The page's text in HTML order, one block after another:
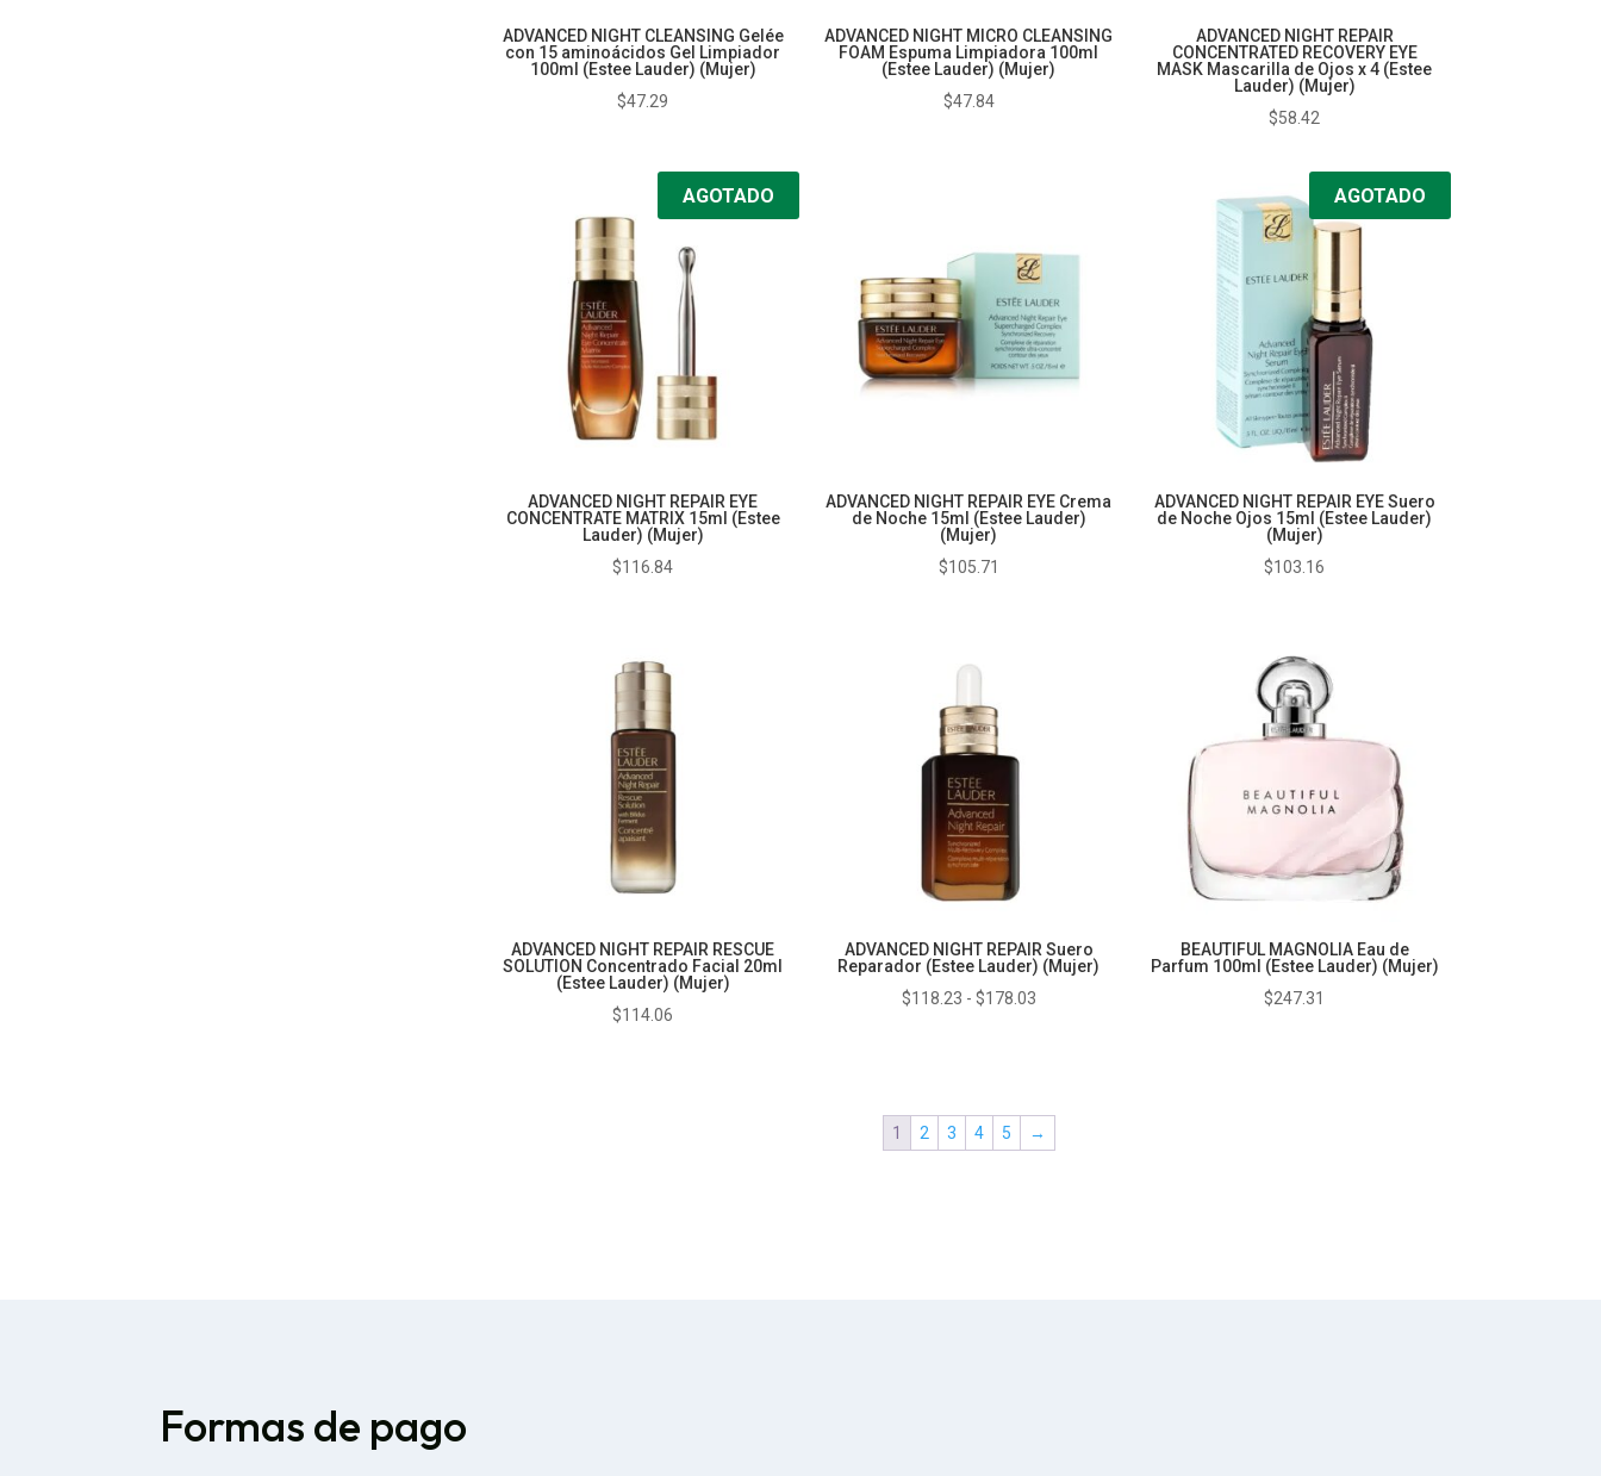
ADVANCED NIGHT CLEANSING Gelée
con 15 aminoácidos Gel Limpiador
100ml (Estee Lauder) (Mujer)
$47.29
ADVANCED NIGHT MICRO CLEANSING
FOAM Espuma Limpiadora 100ml
(Estee Lauder) (Mujer)
$47.84
ADVANCED NIGHT REPAIR
CONCENTRATED RECOVERY EYE
MASK Mascarilla de Ojos x 4 (Estee
Lauder) (Mujer)
$58.42
AGOTADO
ADVANCED NIGHT REPAIR EYE
CONCENTRATE MATRIX 15ml (Estee
Lauder) (Mujer)
$116.84
ADVANCED NIGHT REPAIR EYE Crema
de Noche 15ml (Estee Lauder)
(Mujer)
$105.71
AGOTADO
ADVANCED NIGHT REPAIR EYE Suero
de Noche Ojos 15ml (Estee Lauder)
(Mujer)
$103.16
ADVANCED NIGHT REPAIR RESCUE
SOLUTION Concentrado Facial 20ml
(Estee Lauder) (Mujer)
$114.06
ADVANCED NIGHT REPAIR Suero
Reparador (Estee Lauder) (Mujer)
$118.23 - $178.03Rango
$118.23
hasta
BEAUTIFUL MAGNOLIA Eau de
Parfum 100ml (Estee Lauder) (Mujer)
$247.31
1 2 3 4 5 →
Formas de pago